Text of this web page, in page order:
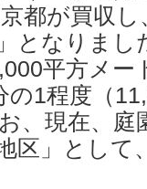
都が買収
となりまし
平方メー
の1程度（
、現在、庭
区」として